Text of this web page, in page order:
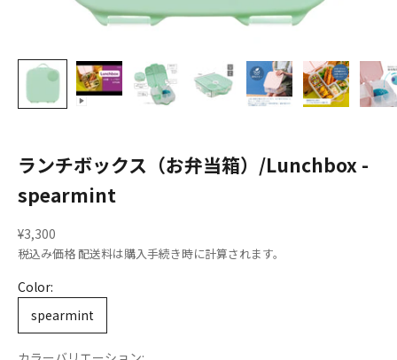
ランチボックス（お弁当箱）/Lunchbox -
spearmint
セール価格
¥3,300
税込み価格配送料は購入手続き時に計算されます。
Color:
spearmint